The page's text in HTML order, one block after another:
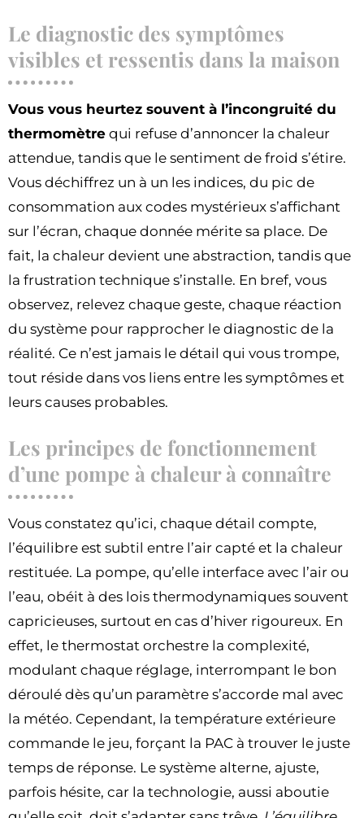
Le diagnostic des symptômes
visibles et ressentis dans la maison
Vous vous heurtez souvent à l’incongruité du
thermomètre qui refuse d’annoncer la chaleur
attendue, tandis que le sentiment de froid s’étire.
Vous déchiffrez un à un les indices, du pic de
consommation aux codes mystérieux s’affichant
sur l’écran, chaque donnée mérite sa place. De
fait, la chaleur devient une abstraction, tandis que
la frustration technique s’installe. En bref, vous
observez, relevez chaque geste, chaque réaction
du système pour rapprocher le diagnostic de la
réalité. Ce n’est jamais le détail qui vous trompe,
tout réside dans vos liens entre les symptômes et
leurs causes probables.
Les principes de fonctionnement
d’une pompe à chaleur à connaître
Vous constatez qu’ici, chaque détail compte,
l’équilibre est subtil entre l’air capté et la chaleur
restituée. La pompe, qu’elle interface avec l’air ou
l’eau, obéit à des lois thermodynamiques souvent
capricieuses, surtout en cas d’hiver rigoureux. En
effet, le thermostat orchestre la complexité,
modulant chaque réglage, interrompant le bon
déroulé dès qu’un paramètre s’accorde mal avec
la météo. Cependant, la température extérieure
commande le jeu, forçant la PAC à trouver le juste
temps de réponse. Le système alterne, ajuste,
parfois hésite, car la technologie, aussi aboutie